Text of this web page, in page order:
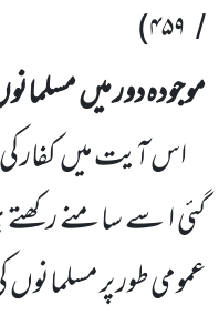
/ ۴۵۹)
موجودہ دور میں
اس آیت میںکفار
گئی ا سے سامنے رکھتے
عمومی طور پر مسلمانوں